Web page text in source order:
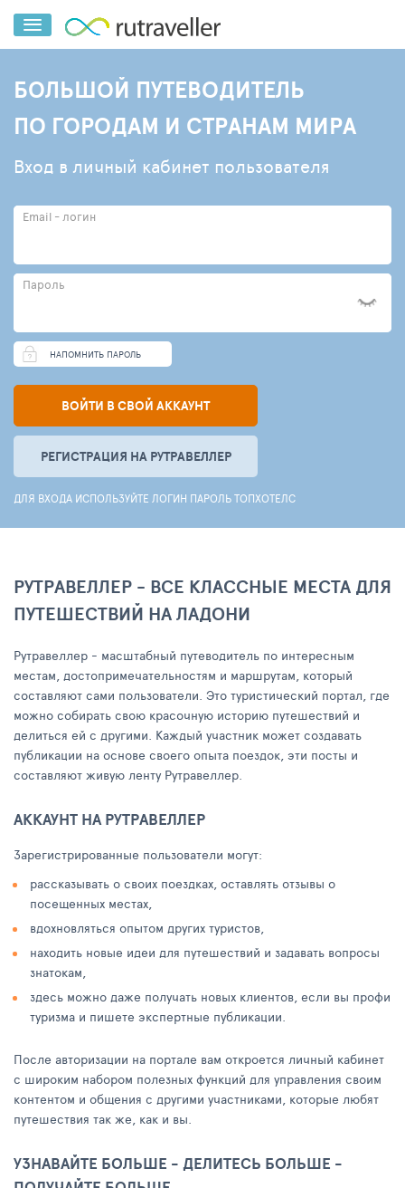
БОЛЬШОЙ ПУТЕВОДИТЕЛЬ
ПО ГОРОДАМ И СТРАНАМ МИРА
Вход в личный кабинет пользователя
Email - логин
Пароль
НАПОМНИТЬ ПАРОЛЬ
ВОЙТИ В СВОЙ АККАУНТ
РЕГИСТРАЦИЯ НА РУТРАВЕЛЛЕР
ДЛЯ ВХОДА ИСПОЛЬЗУЙТЕ ЛОГИН ПАРОЛЬ ТОПХОТЕЛС
РУТРАВЕЛЛЕР - ВСЕ КЛАССНЫЕ МЕСТА ДЛЯ
ПУТЕШЕСТВИЙ НА ЛАДОНИ
Рутравеллер - масштабный путеводитель по интересным
местам, достопримечательностям и маршрутам, который
составляют сами пользователи. Это туристический портал, где
можно собирать свою красочную историю путешествий и
делиться ей с другими. Каждый участник может создавать
публикации на основе своего опыта поездок, эти посты и
составляют живую ленту Рутравеллер.
АККАУНТ НА РУТРАВЕЛЛЕР
Зарегистрированные пользователи могут:
рассказывать о своих поездках, оставлять отзывы о
посещенных местах,
вдохновляться опытом других туристов,
находить новые идеи для путешествий и задавать вопросы
знатокам,
здесь можно даже получать новых клиентов, если вы профи
туризма и пишете экспертные публикации.
После авторизации на портале вам откроется личный кабинет
с широким набором полезных функций для управления своим
контентом и общения с другими участниками, которые любят
путешествия так же, как и вы.
УЗНАВАЙТЕ БОЛЬШЕ - ДЕЛИТЕСЬ БОЛЬШЕ -